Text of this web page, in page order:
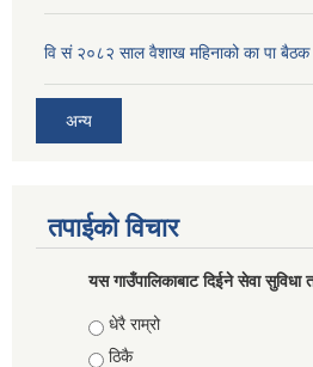
वि सं २०८२ साल वैशाख महिनाको का पा
अन्य
तपाईको विचार
यस गाउँपालिकाबाट दिईने सेवा सुविधा
Choices
धेरै राम्रो
ठिकै